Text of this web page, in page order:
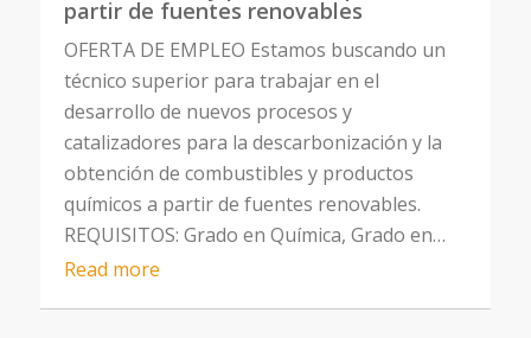
partir de fuentes renovables
OFERTA DE EMPLEO Estamos buscando un
técnico superior para trabajar en el
desarrollo de nuevos procesos y
catalizadores para la descarbonización y la
obtención de combustibles y productos
químicos a partir de fuentes renovables.
REQUISITOS: Grado en Química, Grado en…
Read more